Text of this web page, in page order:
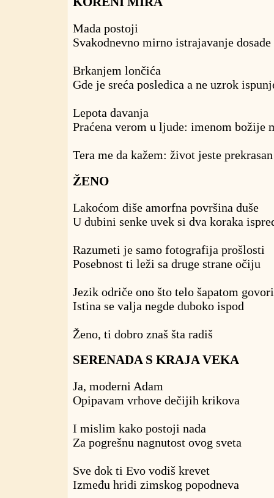
Mada postoji
Svakodnevno mirno istrajavanje dosade
Brkanjem lončića
Gde je sreća posledica a ne uzrok
Lepota davanja
Praćena verom u ljude: imenom božije
Tera me da kažem: život jeste prekrasan
ŽENO
Lakoćom diše amorfna površina duše
U dubini senke uvek si dva koraka
Razumeti je samo fotografija prošlosti
Posebnost ti leži sa druge strane očiju
Jezik odriče ono što telo šapatom govori
Istina se valja negde duboko ispod
Ženo, ti dobro znaš šta radiš
SERENADA S KRAJA VEKA
Ja, moderni Adam
Opipavam vrhove dečijih krikova
I mislim kako postoji nada
Za pogrešnu nagnutost ovog sveta
Sve dok ti Evo vodiš krevet
Između hridi zimskog popodneva